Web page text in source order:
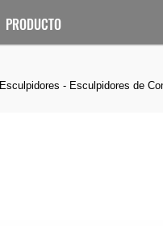
PRODUCTO
Esculpidores - Esculpidores de